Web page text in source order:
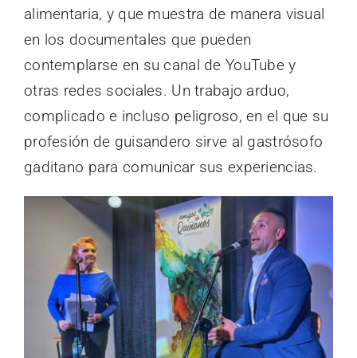
alimentaria, y que muestra de manera visual
en los documentales que pueden
contemplarse en su canal de YouTube y
otras redes sociales. Un trabajo arduo,
complicado e incluso peligroso, en el que su
profesión de guisandero sirve al gastrósofo
gaditano para comunicar sus experiencias.